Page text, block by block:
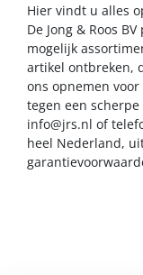
Hier vindt u alles
De Jong & Roos
mogelijk
artikel ontbreken,
ons opnemen
tegen een
info@jrs.nl of
heel Nederland,